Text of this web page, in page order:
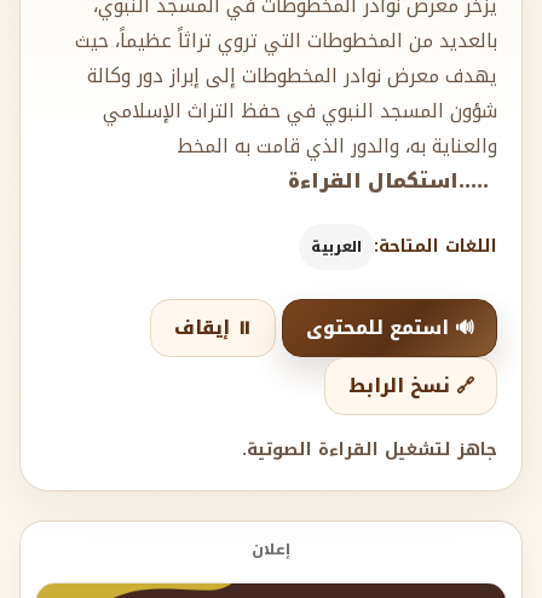
بالعديد من المخطوطات التي تروي تراثاً عظيماً، حيث
يهدف معرض نوادر المخطوطات إلى إبراز دور وكالة
شؤون المسجد النبوي في حفظ التراث الإسلامي
والعناية به، والدور الذي قامت به المخط
.....استكمال القراءة
اللغات المتاحة: العربية
🔊 استمع للمحتوى
⏸️ إيقاف
🔗 نسخ الرابط
جاهز لتشغيل القراءة الصوتية.
إعلان